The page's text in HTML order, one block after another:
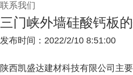
联系我们
三门峡外墙硅酸钙板
发布时间：2022/2/10 8:51:00
陕西凯盛达建材科技有限公司主